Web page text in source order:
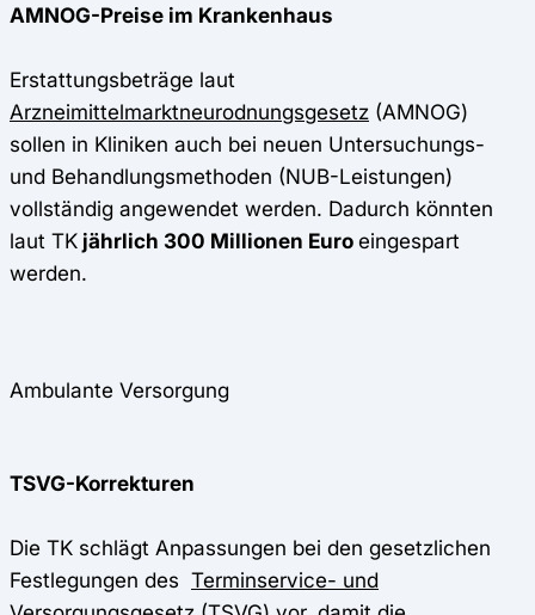
AMNOG-Preise im Krankenhaus
Erstattungsbeträge laut
Arzneimittelmarktneurodnungsgesetz (AMNOG)
sollen in Kliniken auch bei neuen Untersuchungs-
und Behandlungsmethoden (NUB-Leistungen)
vollständig angewendet werden. Dadurch könnten
laut TK jährlich 300 Millionen Euroeingespart
werden.
Ambulante Versorgung
TSVG-Korrekturen
Die TK schlägt Anpassungen bei den gesetzlichen
Festlegungen des Terminservice- und